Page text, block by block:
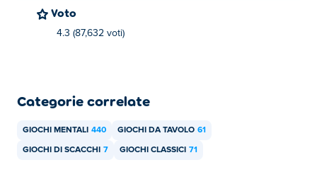
Voto
4.3 (87,632 voti)
Categorie correlate
GIOCHI MENTALI 440 GIOCHI DA TAVOLO 61
GIOCHI DI SCACCHI 7 GIOCHI CLASSICI 71